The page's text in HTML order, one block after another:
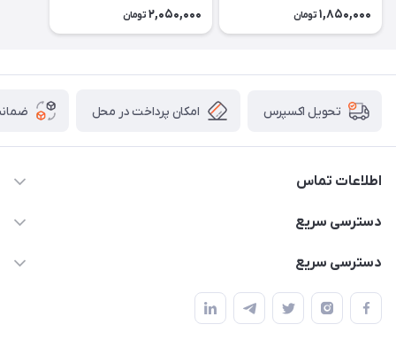
NH20SN010
1,850,000 تومان
NH20SN010
2,050,000 تومان
تحویل اکسپرس امکان پرداخت در محل
اطلاعات تماس
02166456492 - 09121933405
حتما با هماهنگی قبلی
دسترسی سریع
خرید کیسه خواب
چادر بادی
دسترسی سریع
چادر سرخپوستی
صندلی تاشو